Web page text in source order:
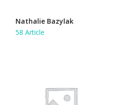
Nathalie Bazylak
58 Article